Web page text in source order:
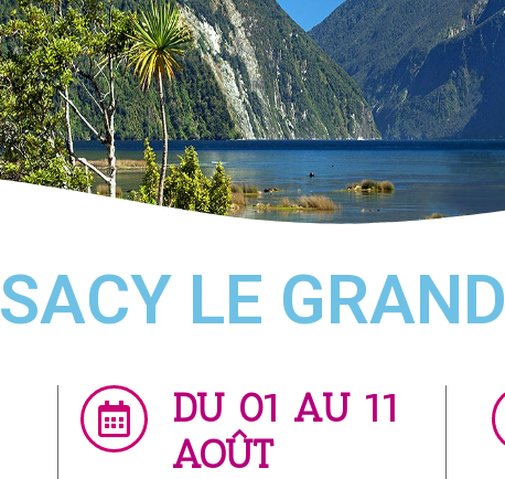
SACY LE GRAND
DU 01 AU 11
AOÛT